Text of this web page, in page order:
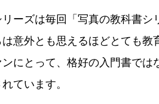
リーズは毎回「写真の教科書
は意外とも思えるほどとても
にとって、格好の入門書で
ています。